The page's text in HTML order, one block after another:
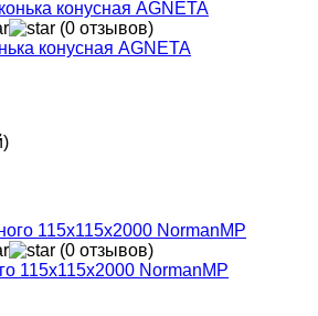
(0 отзывов)
конусная AGNETA
(0 отзывов)
115х115х2000 NormanMP